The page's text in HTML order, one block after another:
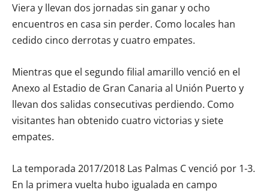
Viera y llevan dos jornadas sin ganar y ocho
encuentros en casa sin perder. Como locales han
cedido cinco derrotas y cuatro empates.
Mientras que el segundo filial amarillo venció en el
Anexo al Estadio de Gran Canaria al Unión Puerto y
llevan dos salidas consecutivas perdiendo. Como
visitantes han obtenido cuatro victorias y siete
empates.
La temporada 2017/2018 Las Palmas C venció por 1-3.
En la primera vuelta hubo igualada en campo